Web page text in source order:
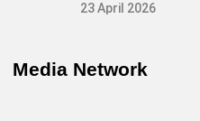
23 April 2026
Media Network